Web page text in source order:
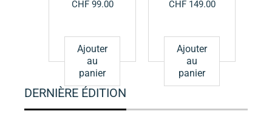
CHF99.00
Ajouter
au
panier
CHF149.00
Ajouter
au
panier
DERNIÈRE ÉDITION